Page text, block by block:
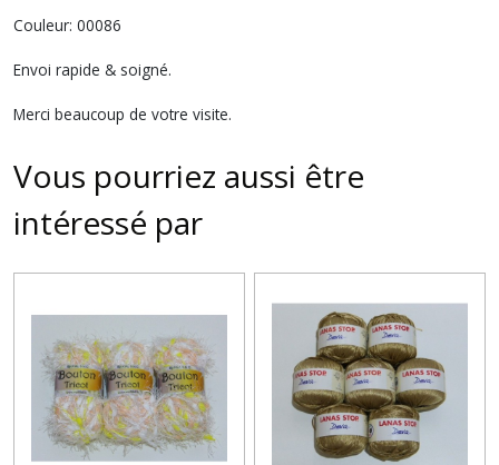
Couleur: 00086
Envoi rapide & soigné.
Merci beaucoup de votre visite.
Vous pourriez aussi être
intéressé par